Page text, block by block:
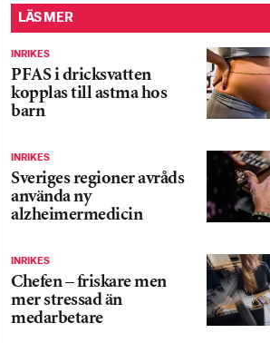
LÄS MER
INRIKES
PFAS i dricksvatten
kopplas till astma hos
barn
INRIKES
Sveriges regioner avråds
använda ny
alzheimermedicin
INRIKES
Chefen – friskare men
mer stressad än
medarbetare